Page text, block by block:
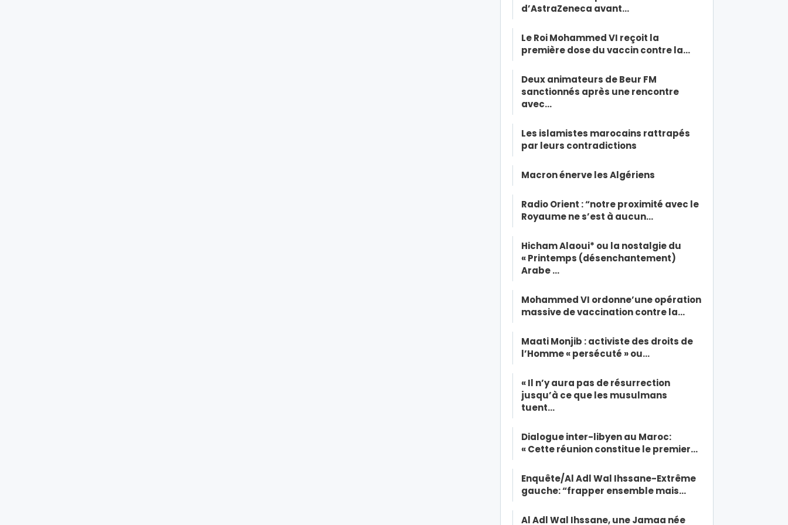
d’AstraZeneca avant…
Le Roi Mohammed VI reçoit la
première dose du vaccin contre la…
Deux animateurs de Beur FM
sanctionnés après une rencontre
avec…
Les islamistes marocains rattrapés
par leurs contradictions
Macron énerve les Algériens
Radio Orient : “notre proximité avec le
Royaume ne s’est à aucun…
Hicham Alaoui* ou la nostalgie du
« Printemps (désenchantement)
Arabe …
Mohammed VI ordonne’une opération
massive de vaccination contre la…
Maati Monjib : activiste des droits de
l’Homme « persécuté » ou…
« Il n’y aura pas de résurrection
jusqu’à ce que les musulmans
tuent…
Dialogue inter-libyen au Maroc:
« Cette réunion constitue le premier…
Enquête/Al Adl Wal Ihssane-Extrême
gauche: “frapper ensemble mais…
Al Adl Wal Ihssane, une Jamaa née